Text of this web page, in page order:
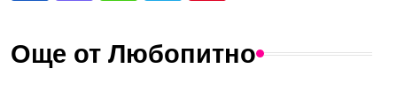
Още от Любопитно